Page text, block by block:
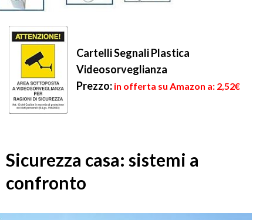
Cartelli Segnali Plastica
Videosorveglianza
Prezzo: in offerta su Amazon a: 2,52€
Sicurezza casa: sistemi a
confronto